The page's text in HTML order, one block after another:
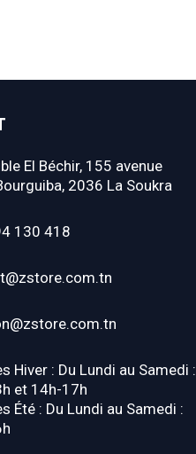
El Béchir, 155 avenue
2036 La Soukra
130 418
Hiver : Du Lundi au Samedi :
et 14h-17h
Été : Du Lundi au Samedi :